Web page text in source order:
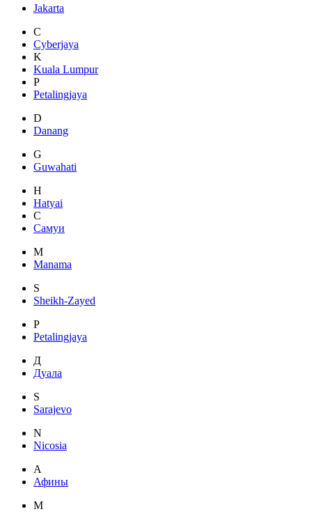
Jakarta
C
Cyberjaya
K
Kuala Lumpur
P
Petalingjaya
D
Danang
G
Guwahati
H
Hatyai
С
Самуи
M
Manama
S
Sheikh-Zayed
P
Petalingjaya
Д
Дуала
S
Sarajevo
N
Nicosia
А
Афины
M